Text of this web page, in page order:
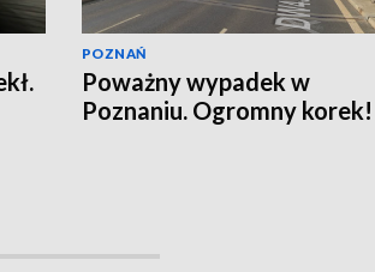
POZNAŃ
Poważny wypadek w
Poznaniu. Ogromny korek!